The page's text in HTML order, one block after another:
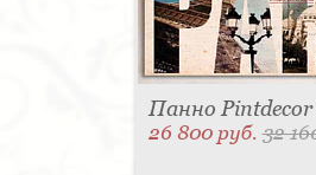
Панно Pintdecor
26 800 руб.32